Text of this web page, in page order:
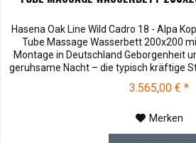
Hasena Oak Line Wild Cadro 18 - Alpa
Tube Massage Wasserbett 200x200
Montage in Deutschland Geborgenheit
geruhsame Nacht – die typisch kräftige
unserer Oak-Line eine starke und
3.565,00 € *
Merken